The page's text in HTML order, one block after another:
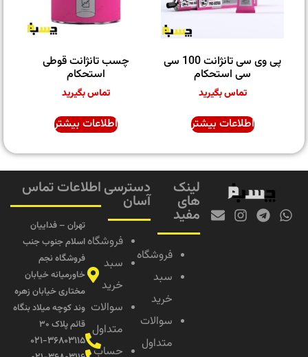
پی وی سی تانژانت 100 سی
سی استحکام
تماس بگیرید
اطلاعات بیشتر
چسب تانژانت قوطی
استحکام
تماس بگیرید
اطلاعات بیشتر
لینک
های
مفید
فروشگاه
سبد
خرید
سوالات
متداول
دسترسی
آسان
فروشگاه
سبد
خرید
سوالات
متداول
حساب
اطلاعات تماس
تهران – فداییان
اسلام جنوب جنب
فروشگاه نجم
خاورمیانه خیابان
مختاری خیابان زهره
وند کوچه میلاد بنگاه
قائم پلاک ۳۰
۰۲۱-۳۶۸۰۳۱۱۵